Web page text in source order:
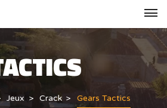
Jeux Crack Gears Tactics